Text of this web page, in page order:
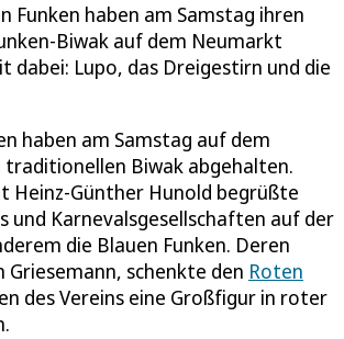
Funken haben am Samstag ihren
Biwak auf dem Neumarkt
Lupo, das Dreigestirn und die
haben am Samstag auf dem
traditionellen Biwak abgehalten.
Heinz-Günther Hunold begrüßte
und Karnevalsgesellschaften auf der
die Blauen Funken. Deren
Griesemann, schenkte den Roten
des Vereins eine Großfigur in roter